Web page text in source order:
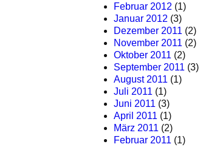
Februar 2012 (1)
Januar 2012 (3)
Dezember 2011 (2)
November 2011 (2)
Oktober 2011 (2)
September 2011 (3)
August 2011 (1)
Juli 2011 (1)
Juni 2011 (3)
April 2011 (1)
März 2011 (2)
Februar 2011 (1)